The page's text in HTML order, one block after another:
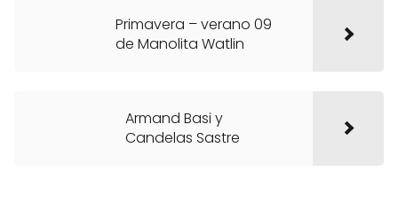
Primavera – verano 09
de Manolita Watlin
Armand Basi y
Candelas Sastre